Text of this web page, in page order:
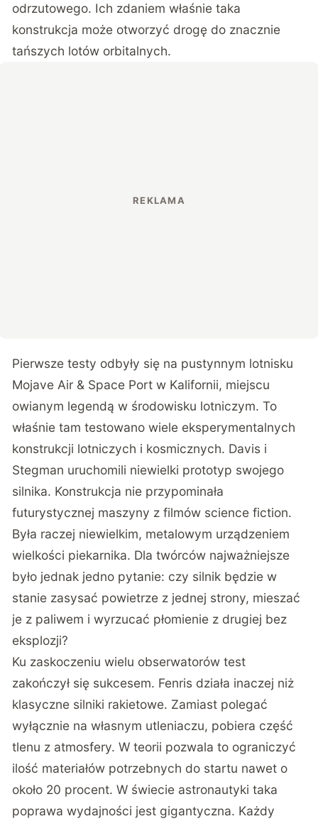
odrzutowego. Ich zdaniem właśnie taka
konstrukcja może otworzyć drogę do znacznie
tańszych lotów orbitalnych.
Pierwsze testy odbyły się na pustynnym lotnisku
Mojave Air & Space Port w Kalifornii, miejscu
owianym legendą w środowisku lotniczym. To
właśnie tam testowano wiele eksperymentalnych
konstrukcji lotniczych i kosmicznych. Davis i
Stegman uruchomili niewielki prototyp swojego
silnika. Konstrukcja nie przypominała
futurystycznej maszyny z filmów science fiction.
Była raczej niewielkim, metalowym urządzeniem
wielkości piekarnika. Dla twórców najważniejsze
było jednak jedno pytanie: czy silnik będzie w
stanie zasysać powietrze z jednej strony, mieszać
je z paliwem i wyrzucać płomienie z drugiej bez
eksplozji?
Ku zaskoczeniu wielu obserwatorów test
zakończył się sukcesem. Fenris działa inaczej niż
klasyczne silniki rakietowe. Zamiast polegać
wyłącznie na własnym utleniaczu, pobiera część
tlenu z atmosfery. W teorii pozwala to ograniczyć
ilość materiałów potrzebnych do startu nawet o
około 20 procent. W świecie astronautyki taka
poprawa wydajności jest gigantyczna. Każdy